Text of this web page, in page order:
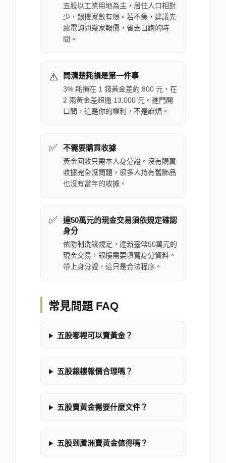
五股以工業用地為主，居住人口相對
少，銀樓家數有限。若不急，建議先
致電詢問幾家報價，省去白跑的時
間。
⚠️ 問清楚耗損是第一件事
3% 耗損在 1 錢黃金差約 800 元，在
2 兩黃金差超過 13,000 元。進門開
口問，這是你的權利，不是麻煩。
✅ 不需要購買收據
黃金回收只需本人身分證。沒有購買
收據完全沒問題，很多人持有舊飾品
也沒有當年的收據。
✅
達50萬元的現金交易須依規定確認
身分
依防制洗錢規定，達新臺幣50萬元的
現金交易，銀樓需要填寫身分資料。
帶上身分證，這只是合法程序。
常見問題 FAQ
五股哪裡可以賣黃金？
五股銀樓報價合理嗎？
五股賣黃金需要什麼文件？
五股到蘆洲賣黃金值得嗎？